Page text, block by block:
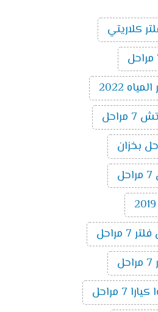
كلاريتي
2022
بخزان
7 مراحل
7 مراحل